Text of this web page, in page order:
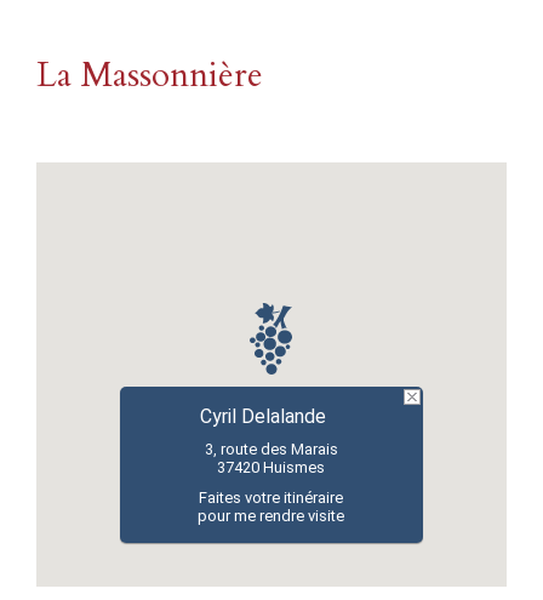
La Massonnière
Cyril Delalande
3, route des Marais
37420 Huismes
Faites votre itinéraire
pour me rendre visite